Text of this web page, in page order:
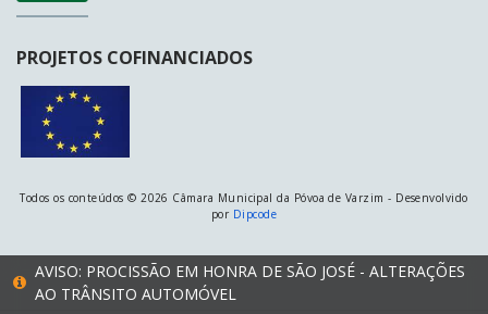
PROJETOS COFINANCIADOS
Todos os conteúdos © 2026 Câmara Municipal da Póvoa de Varzim - Desenvolvido
por Dipcode
AVISO: PROCISSÃO EM HONRA DE SÃO JOSÉ - ALTERAÇÕES
AO TRÂNSITO AUTOMÓVEL